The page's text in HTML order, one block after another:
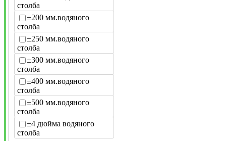
столба
±200 мм.водяного
столба
±250 мм.водяного
столба
±300 мм.водяного
столба
±400 мм.водяного
столба
±500 мм.водяного
столба
±4 дюйма водяного
столба